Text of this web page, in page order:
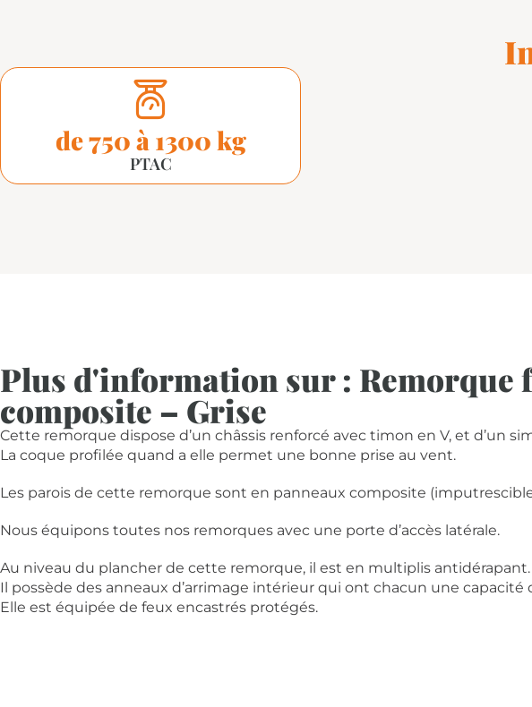
de 750 à 1300 kg
PTAC
Plus d'information sur : Remorque
composite – Grise
Cette remorque dispose d’un châssis renforcé avec timon en V, et d’un
La coque profilée quand a elle permet une bonne prise au vent.
Les parois de cette remorque sont en panneaux composite
Nous équipons toutes nos remorques avec une porte d’accès latérale.
Au niveau du plancher de cette remorque, il est en multiplis antidérapant.
Il possède des anneaux d’arrimage intérieur qui ont chacun une capacité
Elle est équipée de feux encastrés protégés.